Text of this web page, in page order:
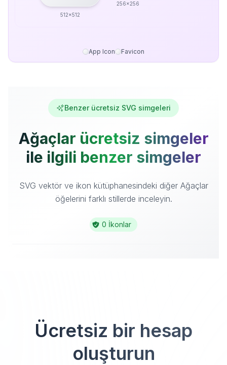
512x512
256x256
App Icon Favicon
Benzer ücretsiz SVG simgeleri
Ağaçlar ücretsiz simgeler
ile ilgili benzer simgeler
SVG vektör ve ikon kütüphanesindeki diğer Ağaçlar
öğelerini farklı stillerde inceleyin.
0 İkonlar
Ücretsiz bir hesap
oluşturun